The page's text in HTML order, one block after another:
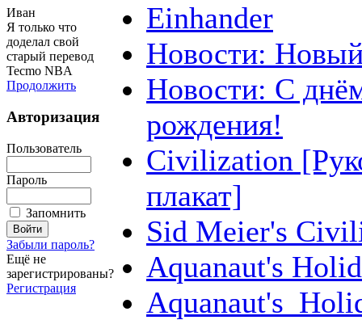
Иван
Я только что
доделал свой
старый перевод
Tecmo NBA
Продолжить
Авторизация
Пользователь
Пароль
Запомнить
Забыли пароль?
Ещё не
зарегистрированы?
Регистрация
Einhander
Новости:
Новости: С
рождения!
Civilization
плакат]
Sid Meier's
Aquanaut's